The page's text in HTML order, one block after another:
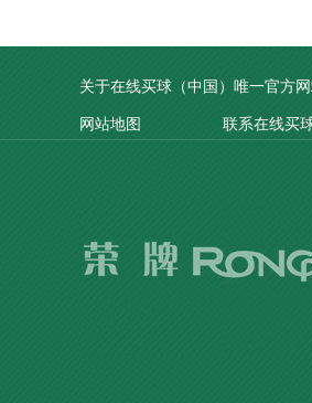
关于在线买球（中国）唯一官方
网站地图 联系在线买